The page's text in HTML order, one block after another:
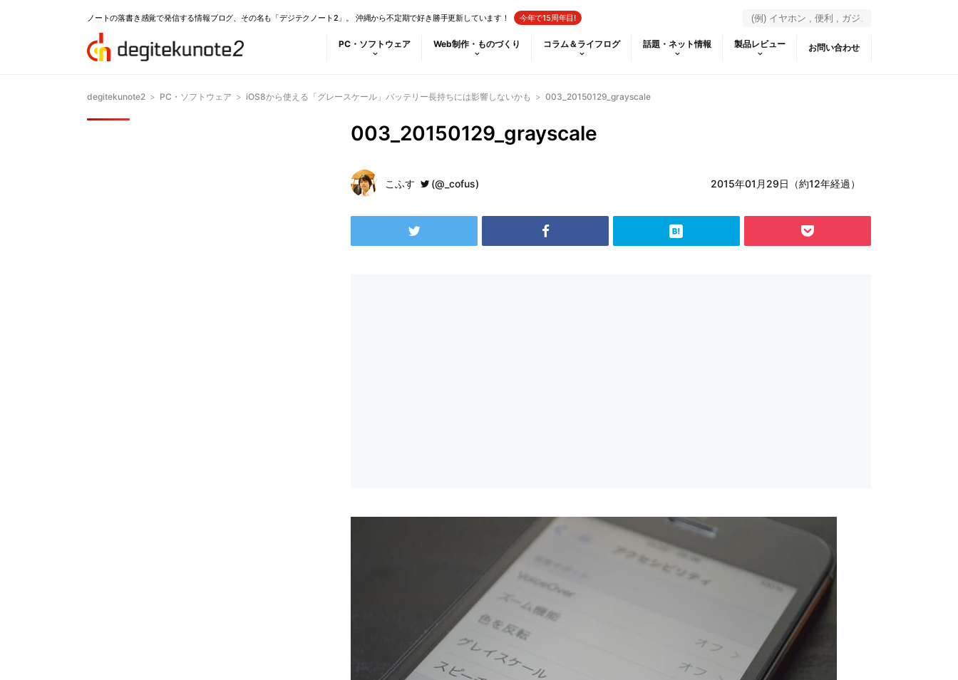
ノートの落書き感覚で発信する情報ブログ、その名も「デジテクノート2」。 沖縄から不定期で好き勝手更新しています！ 今年で15周年目!
PC・ソフトウェア Web制作・ものづくり コラム＆ライフログ 話題・ネット情報 製品レビュー お問い合わせ
degitekunote2 > PC・ソフトウェア > iOS8から使える「グレースケール」バッテリー長持ちには影響しないかも > 003_20150129_grayscale
003_20150129_grayscale
こふす (@_cofus) 2015年01月29日（約12年経過）